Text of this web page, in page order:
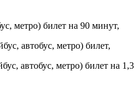
билет на 90 минут,
метро) билет,
метро) билет на